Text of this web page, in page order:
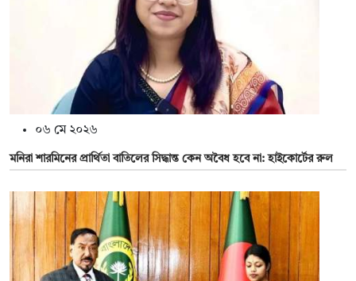
০৬ মে ২০২৬
মনিরা শারমিনের প্রার্থিতা বাতিলের সিদ্ধান্ত কেন অবৈধ হবে না: হাইকোর্টের রুল